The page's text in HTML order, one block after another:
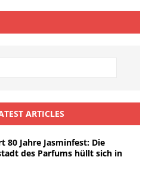
ARTICLES
80 Jahre Jasminfest: Die
des Parfums hüllt sich in